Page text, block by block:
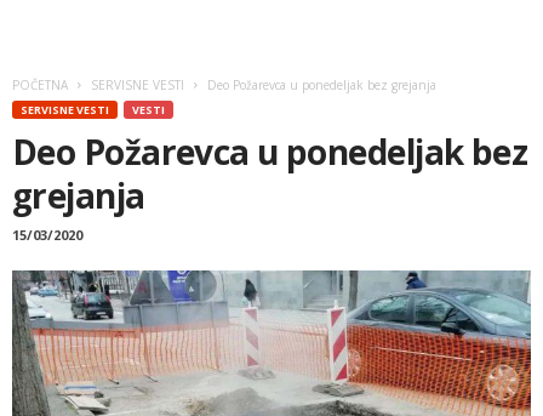
POČETNA SERVISNE VESTI Deo Požarevca u ponedeljak bez grejanja
SERVISNE VESTI VESTI
Deo Požarevca u ponedeljak bez
grejanja
15/03/2020